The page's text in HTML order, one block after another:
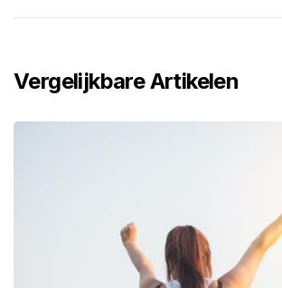
Vergelijkbare Artikelen